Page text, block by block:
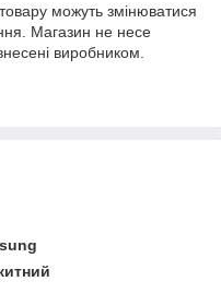
можуть змінюватися
Магазин не несе
виробником.